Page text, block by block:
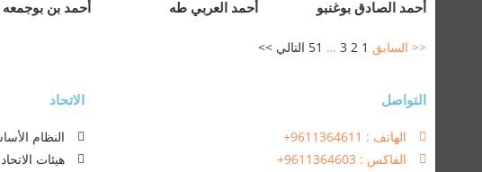
أحمد الصادق بوغنبو أحمد العربي طه أحمد بن بوجمعه
<< السابق 1
2
3
…
51 التالي >>
التواصل
الهاتف : 9611364611+
الفاكس : 9611364603+
الاتحاد
النظام
هيئات